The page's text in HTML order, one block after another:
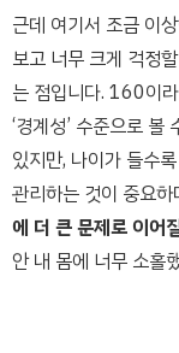
근데 여기서 조금 이
보고 너무 크게 걱정
는 점입니다. 160이
‘경계성’ 수준으로
있지만, 나이가 들수
관리하는 것이 중요
에 더 큰 문제로 이어
안 내 몸에 너무 소홀